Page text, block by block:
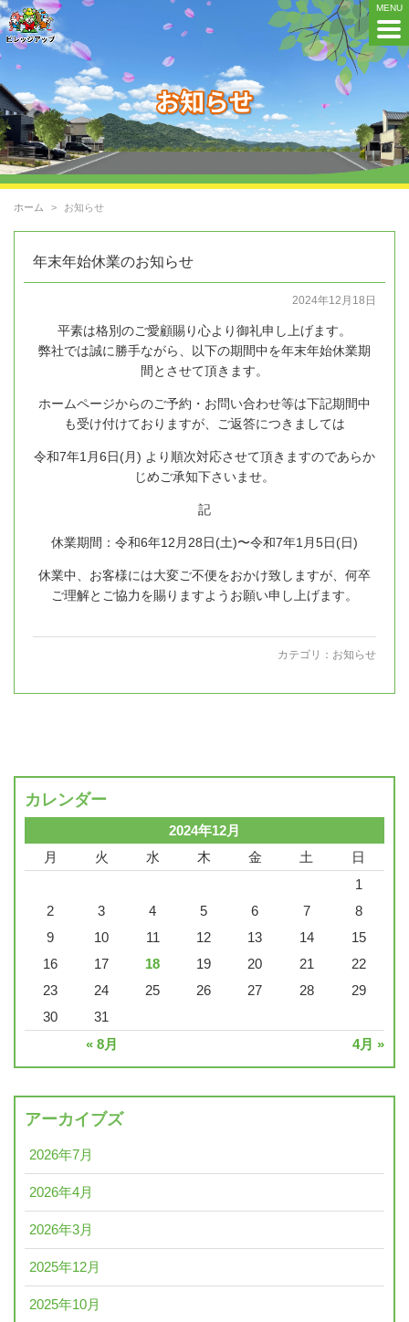
ホーム お知らせ
年末年始休業のお知らせ
2024年12月18日
平素は格別のご愛顧賜り心より御礼申し上げます。
弊社では誠に勝手ながら、以下の期間中を年末年始休業期
間とさせて頂きます。
ホームページからのご予約・お問い合わせ等は下記期間中
も受け付けておりますが、ご返答につきましては
令和7年1月6日(月) より順次対応させて頂きますのであらか
じめご承知下さいませ。
記
休業期間：令和6年12月28日(土)〜令和7年1月5日(日)
休業中、お客様には大変ご不便をおかけ致しますが、何卒
ご理解とご協力を賜りますようお願い申し上げます。
カテゴリ： お知らせ
カレンダー
2024年12月
月
火 水 木 金 土 日
« 8月 4月 »
1
2
3 4 5 6 7
8
9
10 11 12 13 14
15
16
17 18 19 20 21
22
23
24 25 26 27 28
29
30
31
アーカイブズ
2026年7月
2026年4月
2026年3月
2025年12月
2025年10月